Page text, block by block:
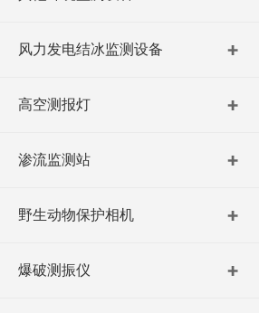
风力发电结冰监测设备
高空测报灯
渗流监测站
野生动物保护相机
爆破测振仪